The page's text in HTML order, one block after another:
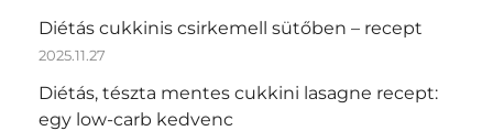
Diétás cukkinis csirkemell sütőben – recept
2025.11.27
Diétás, tészta mentes cukkini lasagne recept:
egy low-carb kedvenc